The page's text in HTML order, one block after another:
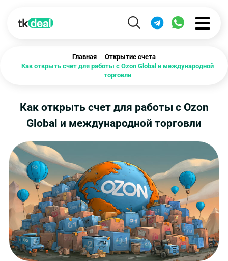
Главная
Открытие счета
Как открыть счет для работы с Ozon Global и международной
торговли
Как открыть счет для работы с Ozon
Global и международной торговли